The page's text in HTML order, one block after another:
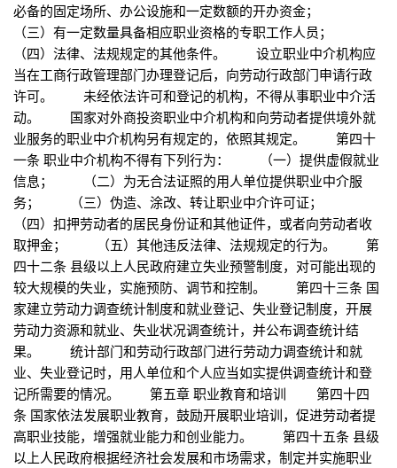
必备的固定场所、办公设施和一定数额的开办资金；
（三）有一定数量具备相应职业资格的专职工作人员；
（四）法律、法规规定的其他条件。 设立职业中介机构应
当在工商行政管理部门办理登记后，向劳动行政部门申请行政
许可。 未经依法许可和登记的机构，不得从事职业中介活
动。 国家对外商投资职业中介机构和向劳动者提供境外就
业服务的职业中介机构另有规定的，依照其规定。 第四十
一条 职业中介机构不得有下列行为： （一）提供虚假就业
信息； （二）为无合法证照的用人单位提供职业中介服
务； （三）伪造、涂改、转让职业中介许可证；
（四）扣押劳动者的居民身份证和其他证件，或者向劳动者收
取押金； （五）其他违反法律、法规规定的行为。 第
四十二条 县级以上人民政府建立失业预警制度，对可能出现的
较大规模的失业，实施预防、调节和控制。 第四十三条 国
家建立劳动力调查统计制度和就业登记、失业登记制度，开展
劳动力资源和就业、失业状况调查统计，并公布调查统计结
果。 统计部门和劳动行政部门进行劳动力调查统计和就
业、失业登记时，用人单位和个人应当如实提供调查统计和登
记所需要的情况。 第五章 职业教育和培训 第四十四
条 国家依法发展职业教育，鼓励开展职业培训，促进劳动者提
高职业技能，增强就业能力和创业能力。 第四十五条 县级
以上人民政府根据经济社会发展和市场需求，制定并实施职业